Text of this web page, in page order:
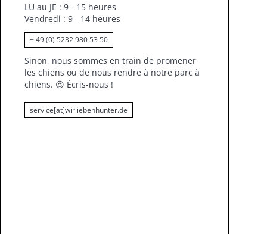
LU au JE : 9 - 15 heures
Vendredi : 9 - 14 heures
+ 49 (0) 5232 980 53 50
Sinon, nous sommes en train de promener
les chiens ou de nous rendre à notre parc à
chiens. 😍 Écris-nous !
service[at]wirliebenhunter.de